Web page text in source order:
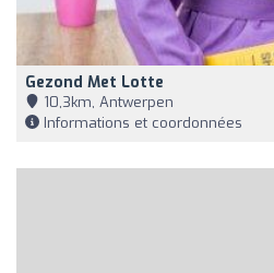
Gezond Met Lotte
10,3km, Antwerpen
Informations et coordonnées